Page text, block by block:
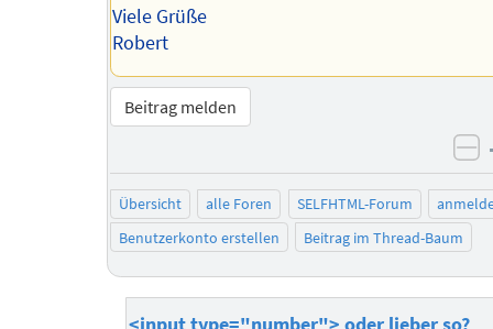
Viele Grüße
Robert
Beitrag melden
Übersicht alle Foren SELFHTML-Forum
Benutzerkonto erstellen
Beitrag im Thread-Baum